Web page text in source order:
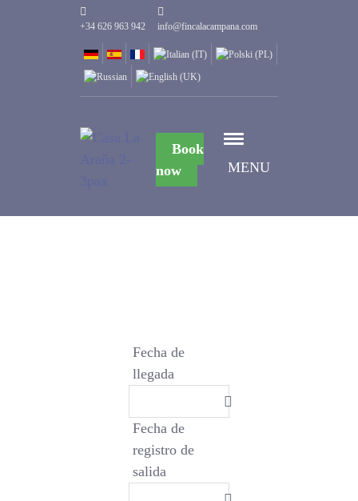
+34 626 963 942 info@fincalacampana.com
MENU
Book
now
Fecha de
llegada
Fecha de
registro de
salida